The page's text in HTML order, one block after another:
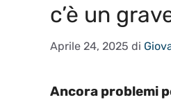
c’è un
Aprile 24, 2025 di
Ancora problemi